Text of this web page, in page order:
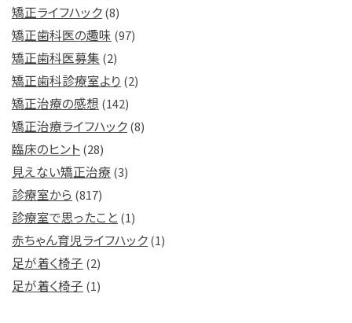
矯正ライフハック(8)
矯正歯科医の趣味 (97)
矯正歯科医募集 (2)
矯正歯科診療室より (2)
矯正治療の感想 (142)
矯正治療ライフハック(8)
臨床のヒント(28)
見えない矯正治療 (3)
診療室から (817)
診療室で思ったこと (1)
赤ちゃん育児ライフハック(1)
足が着く椅子 (2)
足が着く椅子 (1)